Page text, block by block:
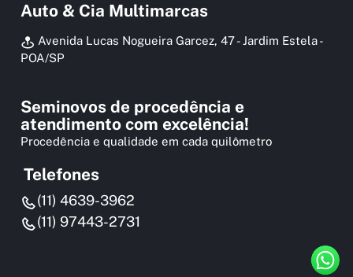
Auto & Cia Multimarcas
Avenida Lucas Nogueira Garcez, 47 - Jardim Estela -
POA/SP
Seminovos de procedência e
atendimento com excelência!
Procedência e qualidade em cada quilômetro
Telefones
(11) 4639-3962
(11) 97443-2731